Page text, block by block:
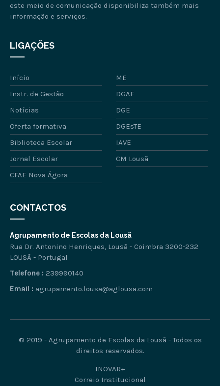
este meio de comunicação disponibiliza também mais
informação e serviços.
LIGAÇÕES
Início
ME
Instr. de Gestão
DGAE
Notícias
DGE
Oferta formativa
DGEsTE
Biblioteca Escolar
IAVE
Jornal Escolar
CM Lousã
CFAE Nova Ágora
CONTACTOS
Agrupamento de Escolas da Lousã
Rua Dr. Antonino Henriques, Lousã - Coimbra 3200-232
LOUSÃ - Portugal
Telefone : 239990140
Email : agrupamento.lousa@aglousa.com
© 2019 - Agrupamento de Escolas da Lousã - Todos os
direitos reservados.
INOVAR+
Correio Institucional